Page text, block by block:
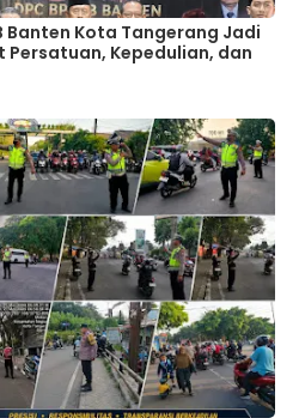
Banten Kota Tangerang Jadi
Kepedulian, dan